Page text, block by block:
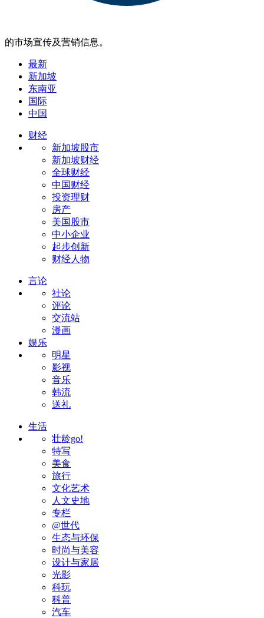
的市场宣传及营销信息。
最新
新加坡
东南亚
国际
中国
财经
新加坡股市
新加坡财经
全球财经
中国财经
投资理财
房产
美国股市
中小企业
起步创新
财经人物
言论
社论
评论
交流站
漫画
娱乐
明星
影视
音乐
韩流
送礼
生活
壮龄go!
特写
美食
旅行
文化艺术
人文史地
专栏
@世代
生态与环保
时尚与美容
设计与家居
光影
科玩
科普
汽车